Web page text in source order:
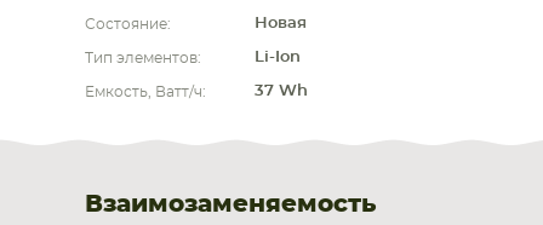
Состояние: Новая
Тип элементов: Li-Ion
Емкость, Ватт/ч: 37 Wh
Взаимозаменяемость